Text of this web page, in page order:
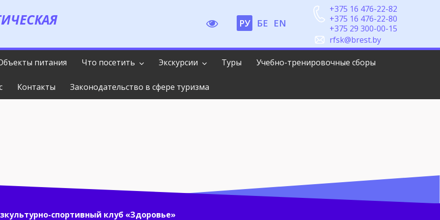
+375 16 476-22-82
+375 16 476-22-80
+375 29 300-00-15
rfsk@brest.by
РУ БЕ EN
питания Что посетить Экскурсии Туры Учебно-тренировочные сборы
Контакты Законодательство в сфере туризма
спортивный клуб «Здоровье»